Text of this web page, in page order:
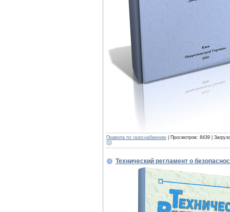
Правила по газоснабжению | Просмотров: 8439 |
(0)
Технический регламент о